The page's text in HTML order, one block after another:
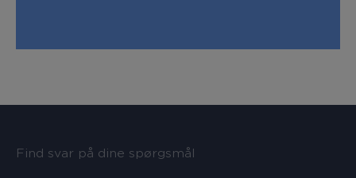
Find svar på dine spørgsmål